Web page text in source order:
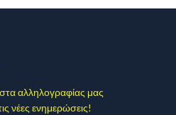
αλληλογραφίας μας
νέες ενημερώσεις!